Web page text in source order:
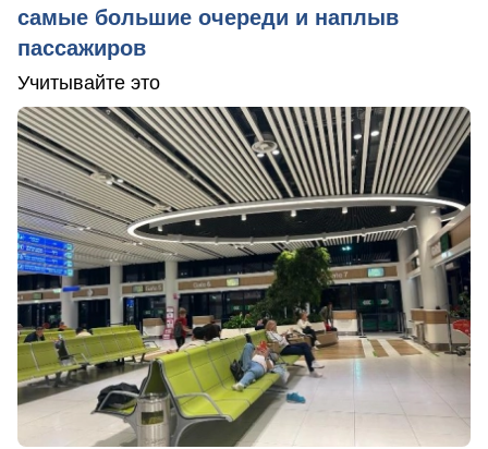
самые большие очереди и наплыв
пассажиров
Учитывайте это